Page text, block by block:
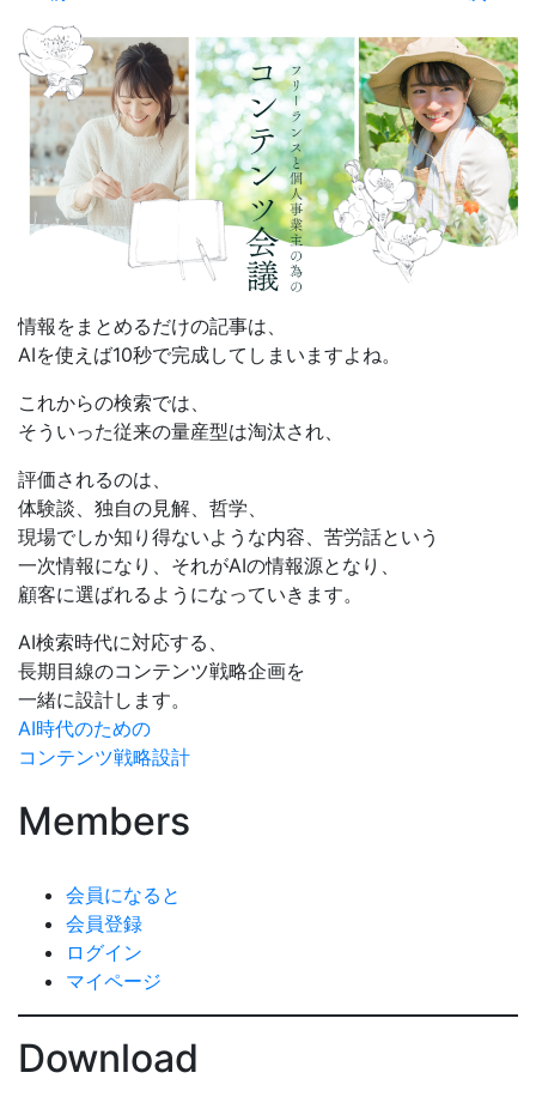
情報をまとめるだけの記事は、
AIを使えば10秒で完成してしまいますよね。
これからの検索では、
そういった従来の量産型は淘汰され、
評価されるのは、
体験談、独自の見解、哲学、
現場でしか知り得ないような内容、苦労話という
一次情報になり、それがAIの情報源となり、
顧客に選ばれるようになっていきます。
AI検索時代に対応する、
長期目線のコンテンツ戦略企画を
一緒に設計します。
AI時代のための
コンテンツ戦略設計
Members
会員になると
会員登録
ログイン
マイページ
Download